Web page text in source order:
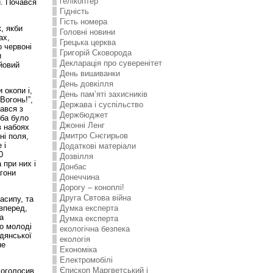
Почався
якби
червоні
і,
з
було
набоях
поля,
них і
та
молоді
Гідність
Гість номера
Головні новини
Грецька церква
Григорій Сковорода
Декларація про суверенітет
День вишиванки
День довкілля
День пам’яті захисників
Держава і суспільство
Держбюджет
Джонні Ленг
Дмитро Снєгирьов
Додаткові матеріали
Дозвілля
Донбас
Донеччина
Дорогу – коноплі!
Друга Свтова війна
Думка експерта
Думка експерта
екологічна безпека
екологія
Економіка
Електромобілі
Єпископ Маргветський і